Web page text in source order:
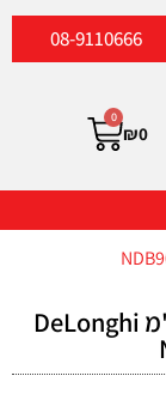
08-9110666
₪0
0
תנור בנוי רחב 90 ס"מ DeLonghi